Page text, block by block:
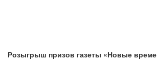
Розыгрыш призов газеты «Новые